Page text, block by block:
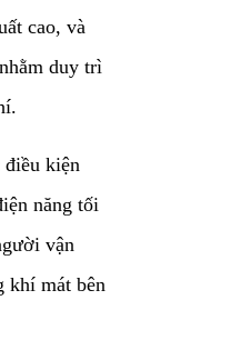
cao, và
duy trì
điều kiện
năng tối
vận
khí mát bên